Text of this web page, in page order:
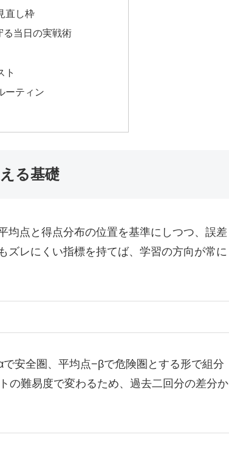
直し枠
る当日の実戦術
ト
ーティン
る基礎
均点と得点分布の位置を基準にしつつ、誤差
ズレにくい指標を持てば、学習の方向が常に
安全圏、平均点−βで危険圏とする形で組分
の難易度で変わるため、過去二回分の差分か